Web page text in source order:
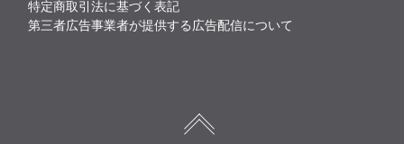
特定商取引法に基づく表記
第三者広告事業者が提供する広告配信について